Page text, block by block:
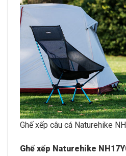
Ghế xếp câu cá Naturehike
Ghế xếp Naturehike